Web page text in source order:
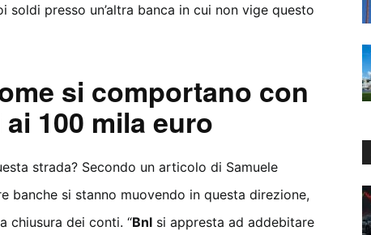
soldi presso un’altra banca in cui non vige questo
si comportano con
100 mila euro
strada? Secondo un articolo di Samuele
banche si stanno muovendo in questa direzione,
chiusura dei conti. “Bnl si appresta ad addebitare